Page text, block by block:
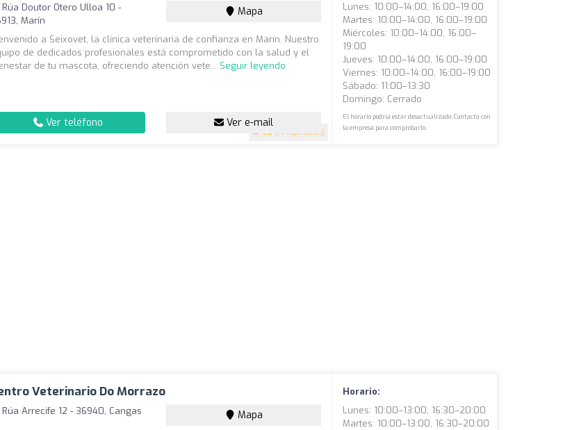
4.8 (144 opiniones)
Rúa Doutor Otero Ulloa 10 -
Marín
Mapa
a Seixovet, la clínica veterinaria de confianza en Marín. Nuestro
de dedicados profesionales está comprometido con la salud y el
de tu mascota, ofreciendo atención vete... Seguir leyendo
Ver teléfono Ver e-mail
Lunes: 10:00–14:00, 16:00–19:00
Martes: 10:00–14:00, 16:00–19:00
Miércoles: 10:00–14:00, 16:00–
19:00
Jueves: 10:00–14:00, 16:00–19:00
Viernes: 10:00–14:00, 16:00–19:00
Sábado: 11:00–13:30
Domingo: Cerrado
El horario podría estar desactualizado. Contacta con
la empresa para comprobarlo.
Veterinario Do Morrazo
Rúa Arrecife 12 - 36940, Cangas Mapa
Horario:
Lunes: 10:00–13:00, 16:30–20:00
Martes: 10:00–13:00, 16:30–20:00